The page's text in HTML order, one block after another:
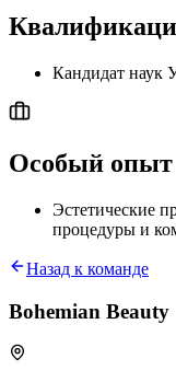
Кандидат наук
Особый опыт
Эстетические
процедуры и
Назад к команде
Bohemian Beauty